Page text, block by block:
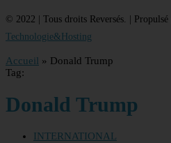
© 2022 | Tous droits Reversés. | Propulsé
Technologie&Hosting
Accueil » Donald Trump
Tag:
Donald Trump
INTERNATIONAL